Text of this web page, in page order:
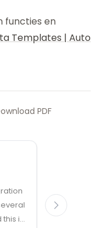
functies en
Templates | Auto
PDF
is
modules